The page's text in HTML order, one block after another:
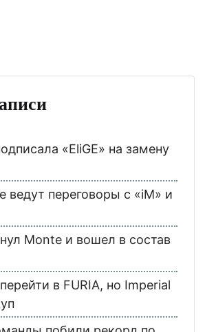
«EliGE» на замену
ведут переговоры с «iM» и
Monte и вошел в состав
в FURIA, но Imperial